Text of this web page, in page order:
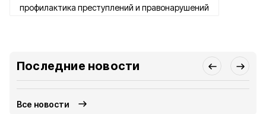
профилактика преступлений и правонарушений
Последние новости
Все новости